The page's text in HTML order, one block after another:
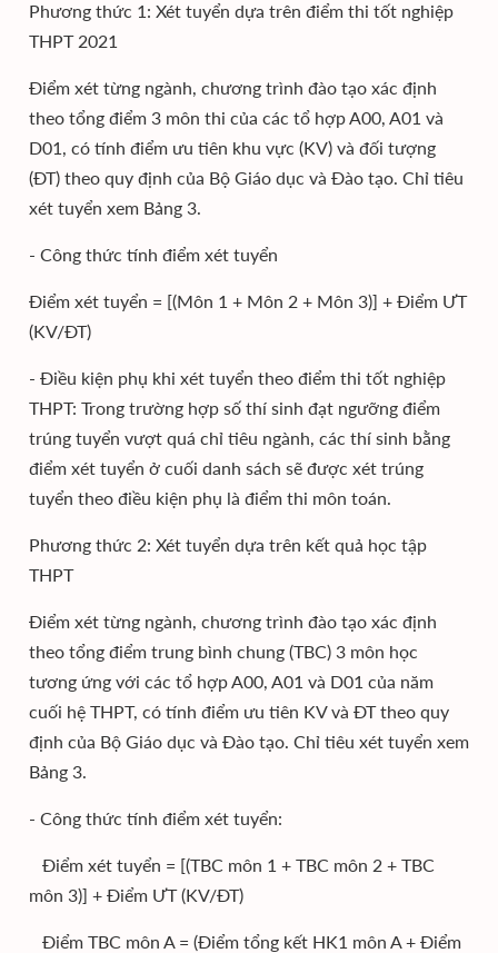
Phương thức 1: Xét tuyển dựa trên điểm thi tốt nghiệp
THPT 2021
Điểm xét từng ngành, chương trình đào tạo xác định
theo tổng điểm 3 môn thi của các tổ hợp A00, A01 và
D01, có tính điểm ưu tiên khu vực (KV) và đối tượng
(ĐT) theo quy định của Bộ Giáo dục và Đào tạo. Chỉ tiêu
xét tuyển xem Bảng 3.
- Công thức tính điểm xét tuyển
Điểm xét tuyển = [(Môn 1 + Môn 2 + Môn 3)] + Điểm ƯT
(KV/ĐT)
- Điều kiện phụ khi xét tuyển theo điểm thi tốt nghiệp
THPT: Trong trường hợp số thí sinh đạt ngưỡng điểm
trúng tuyển vượt quá chỉ tiêu ngành, các thí sinh bằng
điểm xét tuyển ở cuối danh sách sẽ được xét trúng
tuyển theo điều kiện phụ là điểm thi môn toán.
Phương thức 2: Xét tuyển dựa trên kết quả học tập
THPT
Điểm xét từng ngành, chương trình đào tạo xác định
theo tổng điểm trung bình chung (TBC) 3 môn học
tương ứng với các tổ hợp A00, A01 và D01 của năm
cuối hệ THPT, có tính điểm ưu tiên KV và ĐT theo quy
định của Bộ Giáo dục và Đào tạo. Chỉ tiêu xét tuyển xem
Bảng 3.
- Công thức tính điểm xét tuyển:
Điểm xét tuyển = [(TBC môn 1 + TBC môn 2 + TBC
môn 3)] + Điểm ƯT (KV/ĐT)
Điểm TBC môn A = (Điểm tổng kết HK1 môn A + Điểm